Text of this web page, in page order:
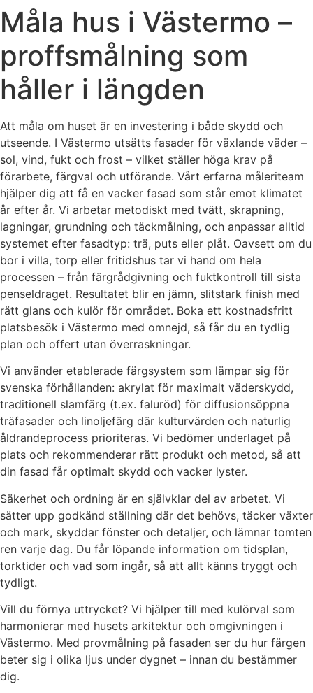
Måla hus i Västermo –
proffsmålning som
håller i längden
Att måla om huset är en investering i både skydd och
utseende. I Västermo utsätts fasader för växlande väder –
sol, vind, fukt och frost – vilket ställer höga krav på
förarbete, färgval och utförande. Vårt erfarna måleriteam
hjälper dig att få en vacker fasad som står emot klimatet
år efter år. Vi arbetar metodiskt med tvätt, skrapning,
lagningar, grundning och täckmålning, och anpassar alltid
systemet efter fasadtyp: trä, puts eller plåt. Oavsett om du
bor i villa, torp eller fritidshus tar vi hand om hela
processen – från färgrådgivning och fuktkontroll till sista
penseldraget. Resultatet blir en jämn, slitstark finish med
rätt glans och kulör för området. Boka ett kostnadsfritt
platsbesök i Västermo med omnejd, så får du en tydlig
plan och offert utan överraskningar.
Vi använder etablerade färgsystem som lämpar sig för
svenska förhållanden: akrylat för maximalt väderskydd,
traditionell slamfärg (t.ex. faluröd) för diffusionsöppna
träfasader och linoljefärg där kulturvärden och naturlig
åldrandeprocess prioriteras. Vi bedömer underlaget på
plats och rekommenderar rätt produkt och metod, så att
din fasad får optimalt skydd och vacker lyster.
Säkerhet och ordning är en självklar del av arbetet. Vi
sätter upp godkänd ställning där det behövs, täcker växter
och mark, skyddar fönster och detaljer, och lämnar tomten
ren varje dag. Du får löpande information om tidsplan,
torktider och vad som ingår, så att allt känns tryggt och
tydligt.
Vill du förnya uttrycket? Vi hjälper till med kulörval som
harmonierar med husets arkitektur och omgivningen i
Västermo. Med provmålning på fasaden ser du hur färgen
beter sig i olika ljus under dygnet – innan du bestämmer
dig.